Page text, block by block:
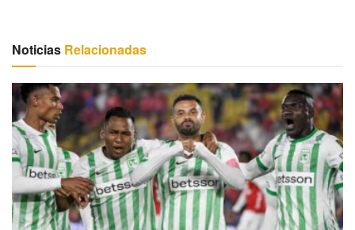
Noticias Relacionadas